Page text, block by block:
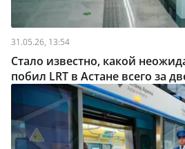
31.05.26, 13:54
Стало известно, какой
побил LRT в Астане всего за